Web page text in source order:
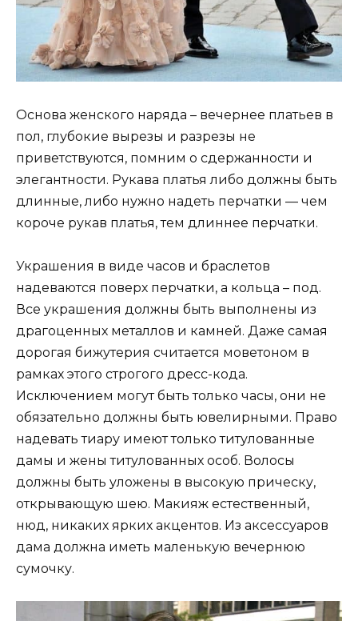
Основа женского наряда – вечернее платьев в
пол, глубокие вырезы и разрезы не
приветствуются, помним о сдержанности и
элегантности. Рукава платья либо должны быть
длинные, либо нужно надеть перчатки — чем
короче рукав платья, тем длиннее перчатки.
Украшения в виде часов и браслетов
надеваются поверх перчатки, а кольца – под.
Все украшения должны быть выполнены из
драгоценных металлов и камней. Даже самая
дорогая бижутерия считается моветоном в
рамках этого строгого дресс-кода.
Исключением могут быть только часы, они не
обязательно должны быть ювелирными. Право
надевать тиару имеют только титулованные
дамы и жены титулованных особ. Волосы
должны быть уложены в высокую прическу,
открывающую шею. Макияж естественный,
нюд, никаких ярких акцентов. Из аксессуаров
дама должна иметь маленькую вечернюю
сумочку.